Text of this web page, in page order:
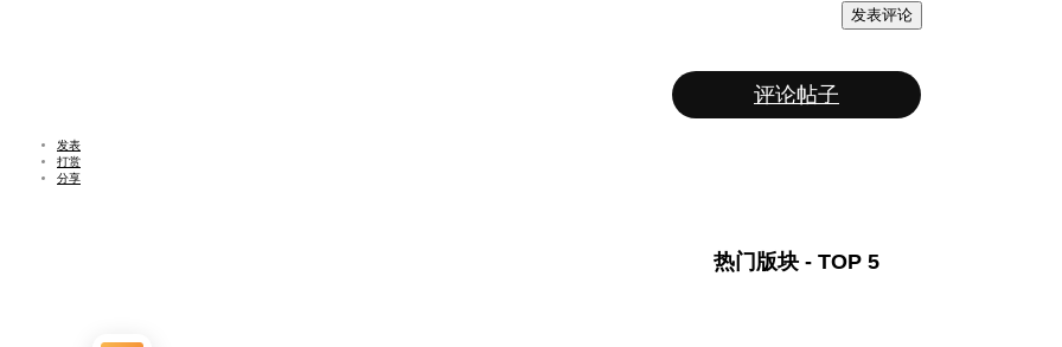
发表评论
评论帖子
发表
打赏
分享
热门版块 - TOP 5